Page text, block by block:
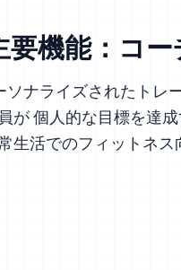
要機能：コ
ソナライズされたトレ
が 個人的な目標を達
生活でのフィットネス